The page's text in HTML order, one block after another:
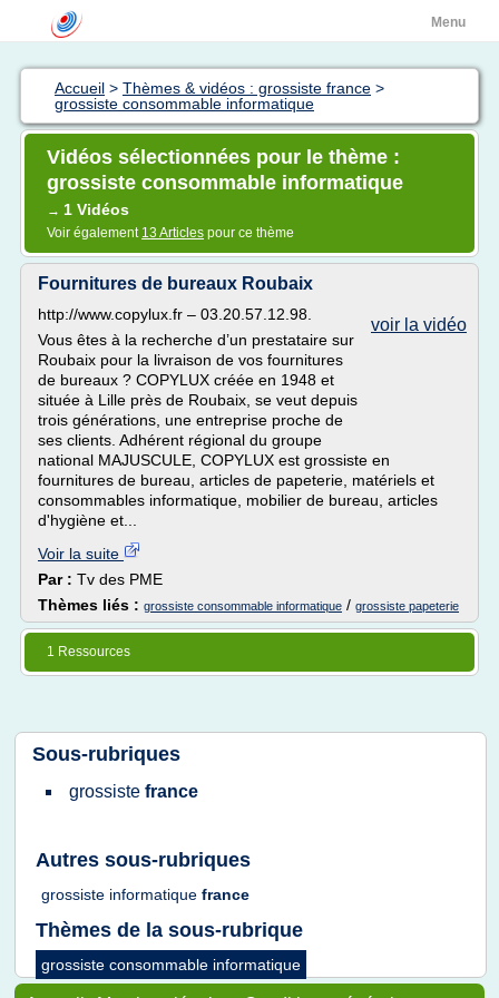
Menu
Accueil > Thèmes & vidéos : grossiste france >
grossiste consommable informatique
Vidéos sélectionnées pour le thème :
grossiste consommable informatique
→ 1 Vidéos
Voir également 13 Articles pour ce thème
Fournitures de bureaux Roubaix
voir la vidéo
http://www.copylux.fr – 03.20.57.12.98.
Vous êtes à la recherche d’un prestataire sur
Roubaix pour la livraison de vos fournitures
de bureaux ? COPYLUX créée en 1948 et
située à Lille près de Roubaix, se veut depuis
trois générations, une entreprise proche de
ses clients. Adhérent régional du groupe
national MAJUSCULE, COPYLUX est grossiste en
fournitures de bureau, articles de papeterie, matériels et
consommables informatique, mobilier de bureau, articles
d'hygiène et...
Voir la suite
Par : Tv des PME
Thèmes liés : grossiste consommable informatique / grossiste papeterie
1 Ressources
Sous-rubriques
grossiste france
Autres sous-rubriques
grossiste informatique france
Thèmes de la sous-rubrique
grossiste consommable informatique